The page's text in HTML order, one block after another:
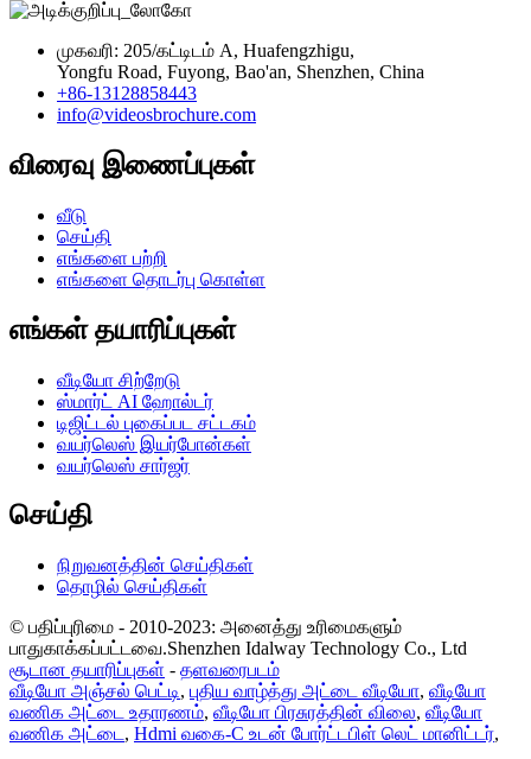
முகவரி: 205/கட்டிடம் A, Huafengzhigu,
Yongfu Road, Fuyong, Bao'an, Shenzhen, China
+86-13128858443
info@videosbrochure.com
விரைவு இணைப்புகள்
வீடு
செய்தி
எங்களை பற்றி
எங்களை தொடர்பு கொள்ள
எங்கள் தயாரிப்புகள்
வீடியோ சிற்றேடு
ஸ்மார்ட் AI ஹோல்டர்
டிஜிட்டல் புகைப்பட சட்டகம்
வயர்லெஸ் இயர்போன்கள்
வயர்லெஸ் சார்ஜர்
செய்தி
நிறுவனத்தின் செய்திகள்
தொழில் செய்திகள்
© பதிப்புரிமை - 2010-2023: அனைத்து உரிமைகளும்
பாதுகாக்கப்பட்டவை.Shenzhen Idalway Technology Co., Ltd
சூடான தயாரிப்புகள் - தளவரைபடம்
வீடியோ அஞ்சல் பெட்டி, புதிய வாழ்த்து அட்டை வீடியோ, வீடியோ
வணிக அட்டை உதாரணம், வீடியோ பிரசுரத்தின் விலை, வீடியோ
வணிக அட்டை , Hdmi வகை-C உடன் போர்ட்டபிள் லெட் மானிட்டர்,